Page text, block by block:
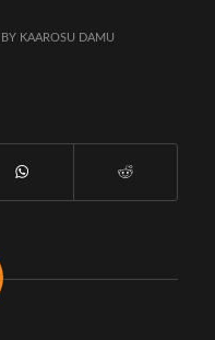
BY KAAROSU DAMU